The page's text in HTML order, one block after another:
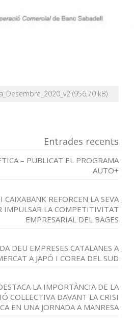
Entrades recents
– PUBLICAT EL PROGRAMA
AUTO+
CAIXABANK REFORCEN LA SEVA
IMPULSAR LA COMPETITIVITAT
EMPRESARIAL DEL BAGES
DEU EMPRESES CATALANES A
A JAPÓ I COREA DEL SUD
LA IMPORTÀNCIA DE LA
COL·LECTIVA DAVANT LA CRISI
EN UNA JORNADA A MANRESA